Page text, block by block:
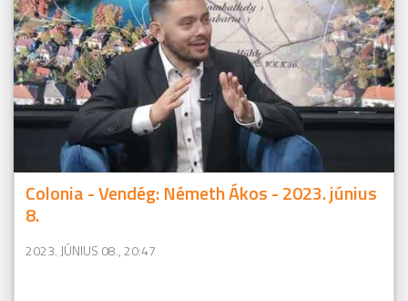
Colonia - Vendég: Németh Ákos - 2023. június
8.
2023. JÚNIUS 08., 20:47